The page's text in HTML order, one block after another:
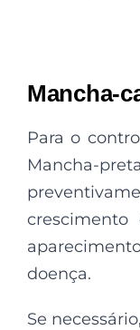
Mancha-
Para o
Mancha-
doença.
Se